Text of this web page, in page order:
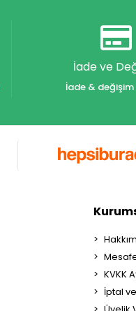
İade ve
İade & değişim
KVKK
İptal